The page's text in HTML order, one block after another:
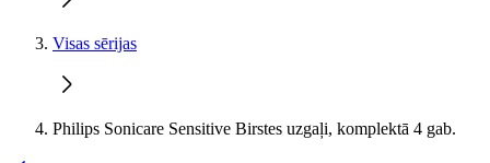
Visas sērijas
Philips Sonicare Sensitive Birstes uzgaļi, komplektā 4 gab.